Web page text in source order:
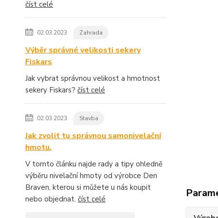
číst celé
02.03.2023 Zahrada
Výběr správné velikosti sekery
Fiskars
Jak vybrat správnou velikost a hmotnost
sekery Fiskars? číst celé
02.03.2023 Stavba
Jak zvolit tu správnou samonivelační
hmotu.
V tomto článku najde rady a tipy ohledně
výběru nivelační hmoty od výrobce Den
Braven, kterou si můžete u nás koupit
nebo objednat. číst celé